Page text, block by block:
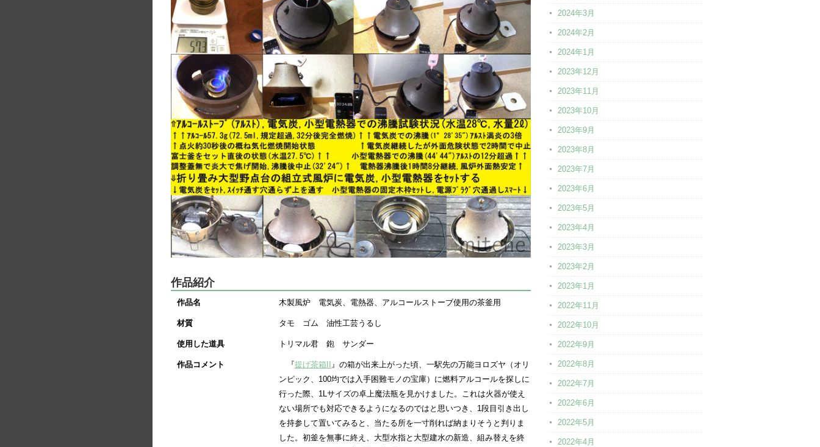
作品紹介
作品名 木製風炉 電気炭、電熱器、アルコールストーブ使用の茶釜用
材質 タモ ゴム 油性工芸うるし
使用した道具 トリマル君 鉋 サンダー
作品コメント 『提げ茶箱II 』の箱が出来上がった頃、一駅先の万能ヨロズヤ（オリ
ンピック、100均では入手困難モノの宝庫）に燃料アルコールを探しに
行った際、1Lサイズの卓上魔法瓶を見かけました。これは火器が使え
ない場所でも対応できるようになるのではと思いつき、1段目引き出し
を持参して置いてみると、当たる所を一寸削れば納まりそうと判りま
した。初釜を無事に終え、大型水指と大型建水の新造、組み替えを終
2024年3月
2024年2月
2024年1月
2023年12月
2023年11月
2023年10月
2023年9月
2023年8月
2023年7月
2023年6月
2023年5月
2023年4月
2023年3月
2023年2月
2023年1月
2022年11月
2022年10月
2022年9月
2022年8月
2022年7月
2022年6月
2022年5月
2022年4月